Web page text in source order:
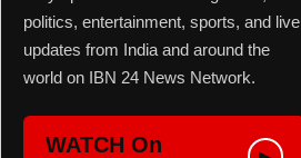
politics, entertainment, sports, and live
updates from India and around the
world on IBN 24 News Network.
WATCH On